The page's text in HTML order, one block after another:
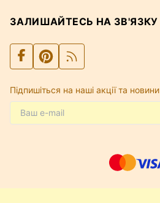
ЗАЛИШАЙТЕСЬ НА ЗВ'ЯЗКУ
Підпишіться на наші акції та новини